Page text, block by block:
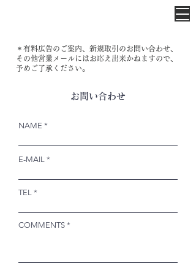
＊有料広告のご案内、新規取引のお問い合わせ、
その他営業メールにはお応え出来かねますので、
予めご了承ください。
お問い合わせ
NAME
E-MAIL
TEL
COMMENTS